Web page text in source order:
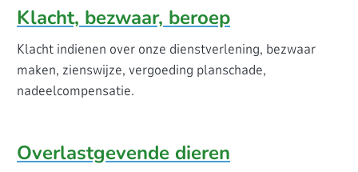
Klacht, bezwaar, beroep
Klacht indienen over onze dienstverlening, bezwaar
maken, zienswijze, vergoeding planschade,
nadeelcompensatie.
Overlastgevende dieren